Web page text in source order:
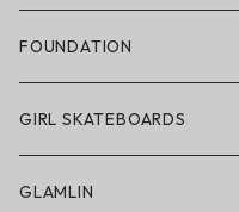
帽子
サングラス
スノーゴーグル
FOUNDATION
GIRL SKATEBOARDS
GLAMLIN